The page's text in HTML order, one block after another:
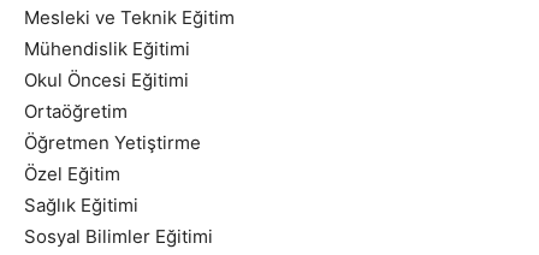
Mesleki ve Teknik Eğitim
Mühendislik Eğitimi
Okul Öncesi Eğitimi
Ortaöğretim
Öğretmen Yetiştirme
Özel Eğitim
Sağlık Eğitimi
Sosyal Bilimler Eğitimi